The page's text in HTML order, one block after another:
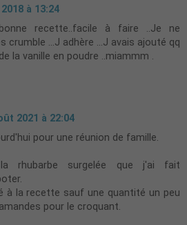
à 13:24
recette..facile à faire ..Je ne
crumble ...J adhère ...J avais ajouté qq
la vanille en poudre ..miammm .
2021 à 22:04
pour une réunion de famille.
rhubarbe surgelée que j'ai fait
à la recette sauf une quantité un peu
pour le croquant.